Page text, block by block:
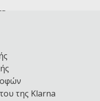
της Klarna